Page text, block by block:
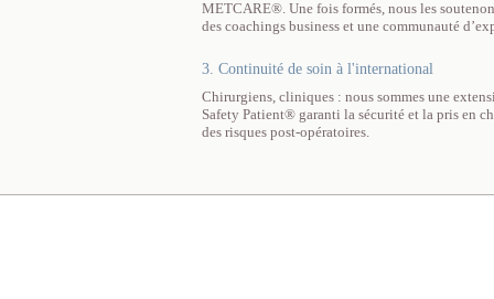
METCARE®. Une fois formés, nous les
des coachings business et une communauté
3. Continuité de soin à l'international
Chirurgiens, cliniques : nous sommes une
Safety Patient® garanti la sécurité et la pris en
des risques post-opératoires.